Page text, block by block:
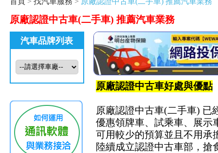
原廠認證中古車(二手車) 推薦汽車業務
汽車品牌列表
原廠認證中古車好處與優點
原廠認證中古車(二手車) 已
優惠領牌車、試乘車、展示
可用較少的預算並且不用承
陸續成立認證中古車部，搶